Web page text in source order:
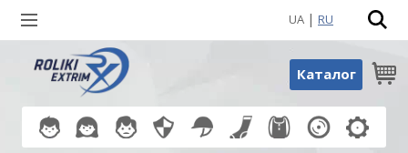
UA | RU
Каталог